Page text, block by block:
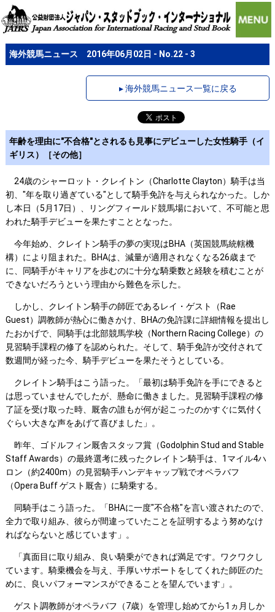
海外競馬ニュース 2016年06月02日 - No.22 - 3
▸ 海外競馬ニュース一覧に戻る
年齢を理由に"不合格"とされるも見事にデビューした女性騎手（イ
ギリス）［その他］
24歳のシャーロット・クレイトン（Charlotte Clayton）騎手は当
初、"年を取り過ぎている"として騎手免許を与えられなかった。しか
し本日（5月17日）、リングフィールド競馬場において、不可能と思
われた騎手デビューを果たすこととなった。
今年始め、クレイトン騎手の夢の実現はBHA（英国競馬統轄機
構）により阻まれた。BHAは、減量が適用されなくなる26歳まで
に、同騎手がキャリアを歩むのに十分な騎乗数と経験を積むことが
できないだろうという理由から難色を示した。
しかし、クレイトン騎手の師匠であるレイ・ゲスト（Rae
Guest）調教師が熱心に働きかけ、BHAの免許課に詳細情報を提出し
たおかげで、同騎手は北部競馬学校（Northern Racing College）の
見習騎手課程の修了を認められた。そして、騎手免許が交付されて
数週間が経った今、騎手デビューを果たそうとしている。
クレイトン騎手はこう語った。「最初は騎手免許を手にできると
は思っていませんでしたが、懸命に働きました。見習騎手課程の修
了証を受け取った時、厩舎の誰もが何が起こったのかすぐに気付く
ぐらい大きな声をあげて喜びました」。
昨年、ゴドルフィン厩舎スタッフ賞（Godolphin Stud and Stable
Staff Awards）の最終選考に残ったクレイトン騎手は、1マイル4ハ
ロン（約2400m）の見習騎手ハンデキャップ戦でオペラバフ
（Opera Buff ゲスト厩舎）に騎乗する。
同騎手はこう語った。「BHAに一度"不合格"を言い渡されたので、
全力で取り組み、彼らが間違っていたことを証明するよう努めなけ
ればならないと感じています」。
「真面目に取り組み、良い騎乗ができれば満足です。ワクワクし
ています。騎乗機会を与え、手厚いサポートをしてくれた師匠のた
めに、良いパフォーマンスができることを望んでいます」。
ゲスト調教師がオペラバフ（7歳）を管理し始めてから1ヵ月しか